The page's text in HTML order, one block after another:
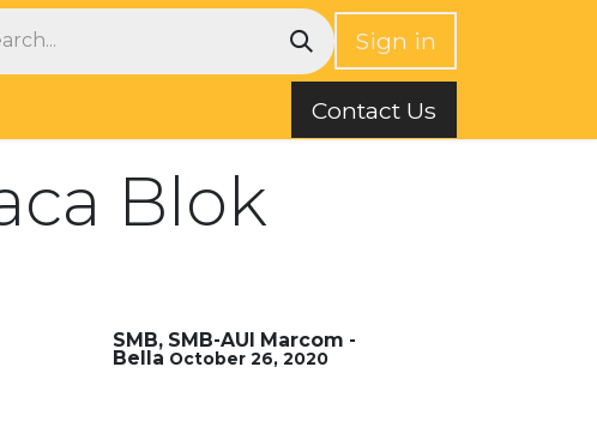
Sign in
Contact Us
Blok
SMB, SMB-AUI Marcom -
Bella October 26, 2020